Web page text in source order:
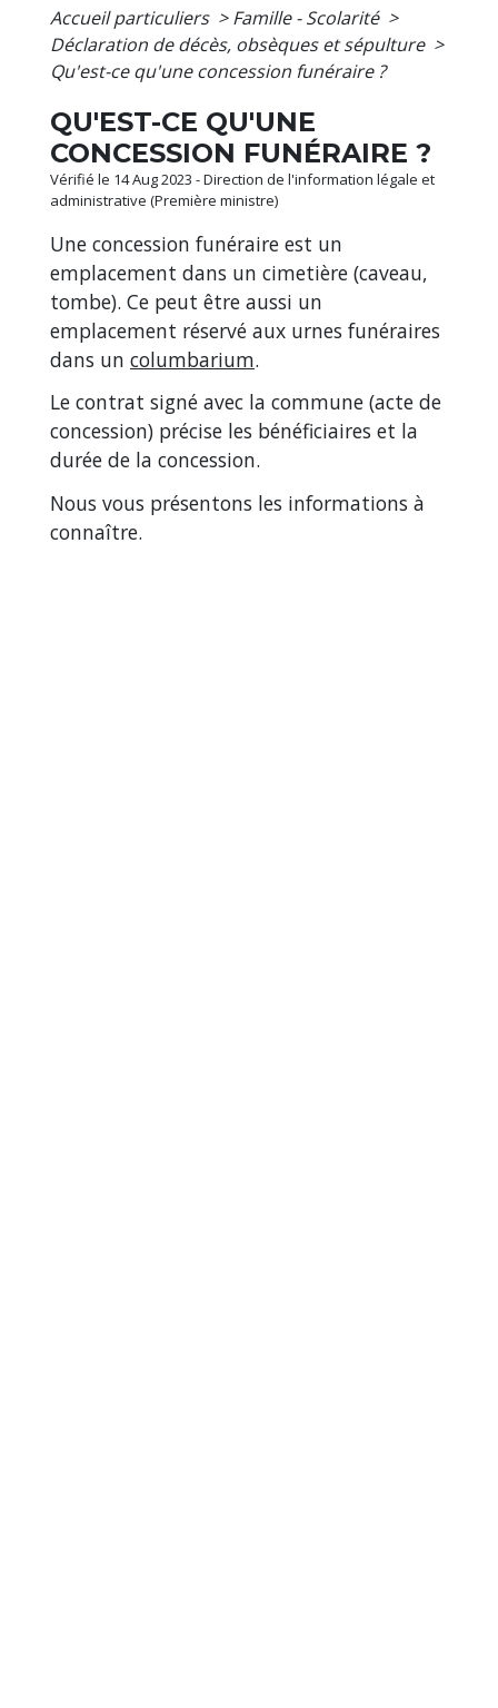
Accueil particuliers > Famille - Scolarité >
Déclaration de décès, obsèques et sépulture >
Qu'est-ce qu'une concession funéraire ?
QU'EST-CE QU'UNE
CONCESSION FUNÉRAIRE ?
Vérifié le 14 Aug 2023 - Direction de l'information légale et
administrative (Première ministre)
Une concession funéraire est un
emplacement dans un cimetière (caveau,
tombe). Ce peut être aussi un
emplacement réservé aux urnes funéraires
dans un columbarium.
Le contrat signé avec la commune (acte de
concession) précise les bénéficiaires et la
durée de la concession.
Nous vous présentons les informations à
connaître.